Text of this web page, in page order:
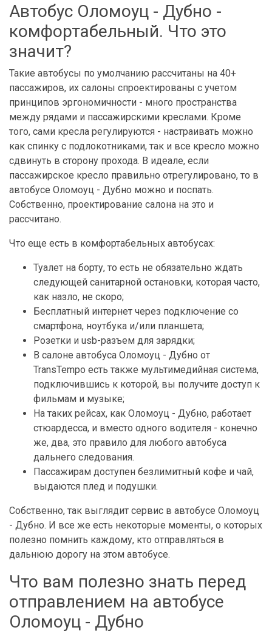
Автобус Оломоуц - Дубно -
комфортабельный. Что это
значит?
Такие автобусы по умолчанию рассчитаны на 40+
пассажиров, их салоны спроектированы с учетом
принципов эргономичности - много пространства
между рядами и пассажирскими креслами. Кроме
того, сами кресла регулируются - настраивать можно
как спинку с подлокотниками, так и все кресло можно
сдвинуть в сторону прохода. В идеале, если
пассажирское кресло правильно отрегулировано, то в
автобусе Оломоуц - Дубно можно и поспать.
Собственно, проектирование салона на это и
рассчитано.
Что еще есть в комфортабельных автобусах:
Туалет на борту, то есть не обязательно ждать
следующей санитарной остановки, которая часто,
как назло, не скоро;
Бесплатный интернет через подключение со
смартфона, ноутбука и/или планшета;
Розетки и usb-разъем для зарядки;
В салоне автобуса Оломоуц - Дубно от
TransTempo есть также мультимедийная система,
подключившись к которой, вы получите доступ к
фильмам и музыке;
На таких рейсах, как Оломоуц - Дубно, работает
стюардесса, и вместо одного водителя - конечно
же, два, это правило для любого автобуса
дальнего следования.
Пассажирам доступен безлимитный кофе и чай,
выдаются плед и подушки.
Собственно, так выглядит сервис в автобусе Оломоуц
- Дубно. И все же есть некоторые моменты, о которых
полезно помнить каждому, кто отправляться в
дальнюю дорогу на этом автобусе.
Что вам полезно знать перед
отправлением на автобусе
Оломоуц - Дубно